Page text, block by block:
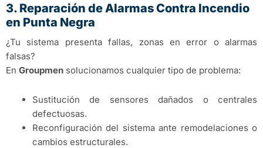
3. Reparación de Alarmas Contra Incendio
en Punta Negra
¿Tu sistema presenta fallas, zonas en error o alarmas
falsas?
En Groupmen solucionamos cualquier tipo de problema:
Sustitución de sensores dañados o centrales
defectuosas.
Reconfiguración del sistema ante remodelaciones o
cambios estructurales.